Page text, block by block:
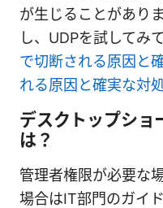
が生じることがあり
し、UDPを試してみ
で切断される原因と
れる原因と確実な対
デスクトップショ
は？
管理者権限が必要な
場合はIT部門のガイ